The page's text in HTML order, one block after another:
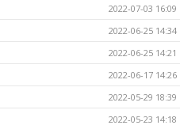
2022-07-03 16:09
2022-06-25 14:34
2022-06-25 14:21
2022-06-17 14:26
2022-05-29 18:39
2022-05-23 14:18